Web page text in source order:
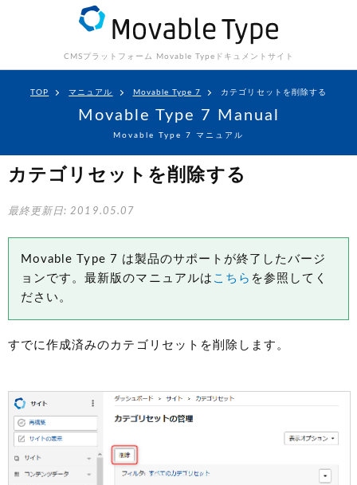
CMSプラットフォーム Movable Type ドキュメントサイト
TOP マニュアル Movable Type 7 カテゴリセットを削除する
Movable Type 7 Manual
Movable Type 7 マニュアル
カテゴリセットを削除する
最終更新日: 2019.05.07
Movable Type 7 は製品のサポートが終了したバージ
ョンです。最新版のマニュアルは こちら を参照してく
ださい。
すでに作成済みのカテゴリセットを削除します。